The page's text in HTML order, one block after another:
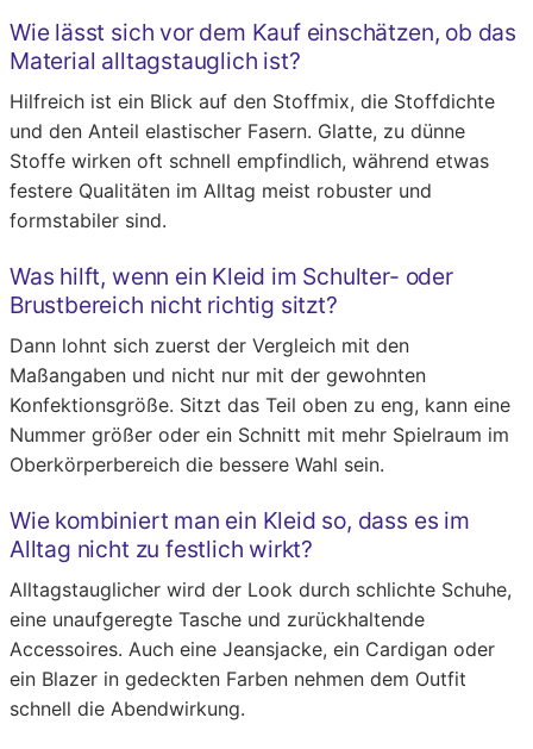
Wie lässt sich vor dem Kauf einschätzen, ob das
Material alltagstauglich ist?
Hilfreich ist ein Blick auf den Stoffmix, die Stoffdichte
und den Anteil elastischer Fasern. Glatte, zu dünne
Stoffe wirken oft schnell empfindlich, während etwas
festere Qualitäten im Alltag meist robuster und
formstabiler sind.
Was hilft, wenn ein Kleid im Schulter- oder
Brustbereich nicht richtig sitzt?
Dann lohnt sich zuerst der Vergleich mit den
Maßangaben und nicht nur mit der gewohnten
Konfektionsgröße. Sitzt das Teil oben zu eng, kann eine
Nummer größer oder ein Schnitt mit mehr Spielraum im
Oberkörperbereich die bessere Wahl sein.
Wie kombiniert man ein Kleid so, dass es im
Alltag nicht zu festlich wirkt?
Alltagstauglicher wird der Look durch schlichte Schuhe,
eine unaufgeregte Tasche und zurückhaltende
Accessoires. Auch eine Jeansjacke, ein Cardigan oder
ein Blazer in gedeckten Farben nehmen dem Outfit
schnell die Abendwirkung.